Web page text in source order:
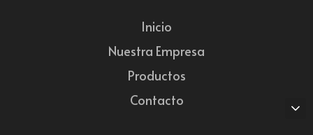
Inicio
Nuestra Empresa
Productos
Contacto